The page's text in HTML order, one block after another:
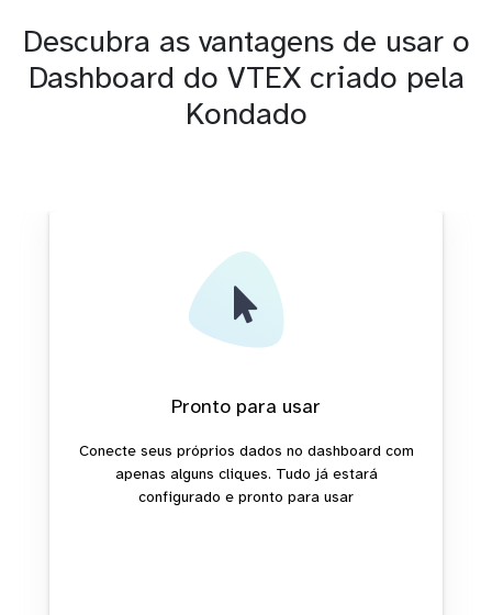
Descubra as vantagens de usar o
Dashboard do VTEX criado pela
Kondado
Pronto para usar
Conecte seus próprios dados no dashboard com
apenas alguns cliques. Tudo já estará
configurado e pronto para usar